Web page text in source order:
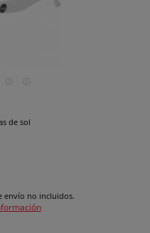
de sol
envío no incluidos.